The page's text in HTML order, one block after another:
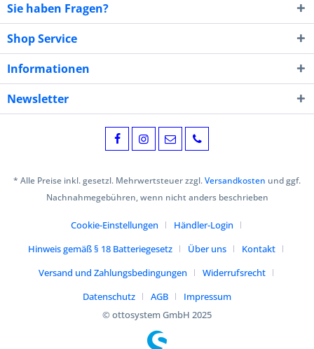
Sie haben Fragen?
Shop Service
Informationen
Newsletter
* Alle Preise inkl. gesetzl. Mehrwertsteuer zzgl.Versandkosten und ggf.
Nachnahmegebühren, wenn nicht anders beschrieben
Cookie-Einstellungen
Händler-Login
Hinweis gemäß § 18 Batteriegesetz
Über uns
Kontakt
Versand und Zahlungsbedingungen
Widerrufsrecht
Datenschutz
AGB
Impressum
© ottosystem GmbH 2025